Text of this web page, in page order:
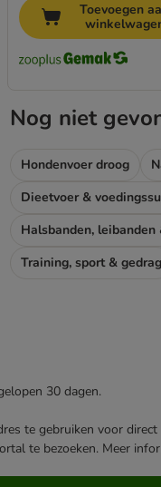
Toevoegen
Nog niet
Hondenvoer droog
Training, sport & gedrag
30 dagen.
te gebruiken voor
te bezoeken. Meer